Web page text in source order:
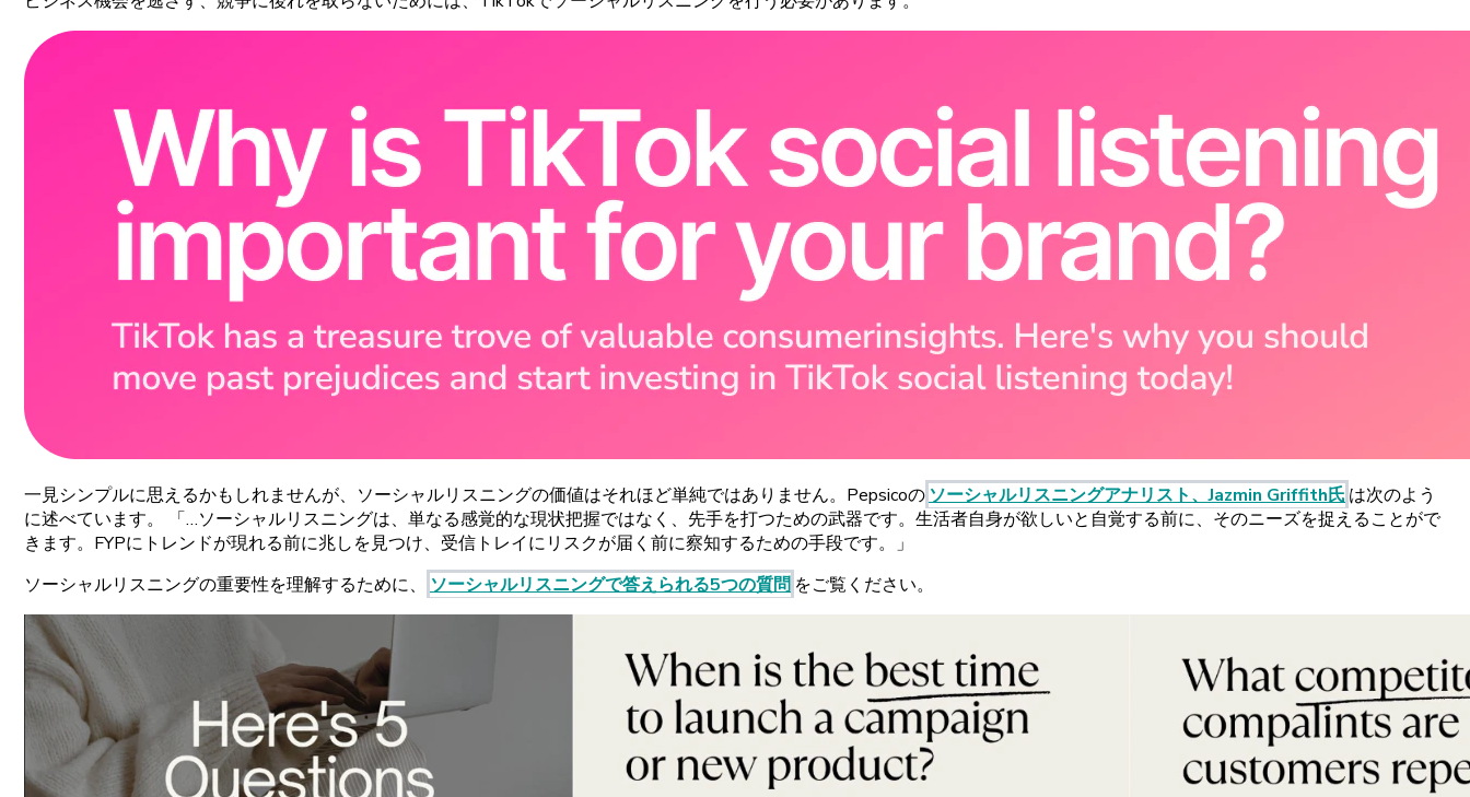
一見シンプルに思えるかもしれませんが、 ソーシャルリスニングの価値はそれほど単純ではありません。 Pepsicoのソーシャルリスニングアナリスト、JazminGriffith氏は次のよう
に述べています。 「…ソーシャルリスニングは、 単なる感覚的な現状把握ではなく、 先手を打つための武器です。 生活者自身が欲しいと 自覚する前に、 そのニーズを捉えることがで
きます。 FYPに トレンドが現れる前に兆しを見つけ、 受信 トレイにリスクが届く 前に察知するための手段です。」
ソーシャルリスニングの重要性を理解するために、 ソーシャルリスニングで答えられる5つの質問 をご覧ください。